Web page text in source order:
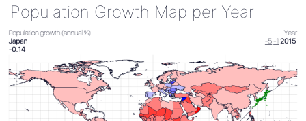
Population Growth Map per Year